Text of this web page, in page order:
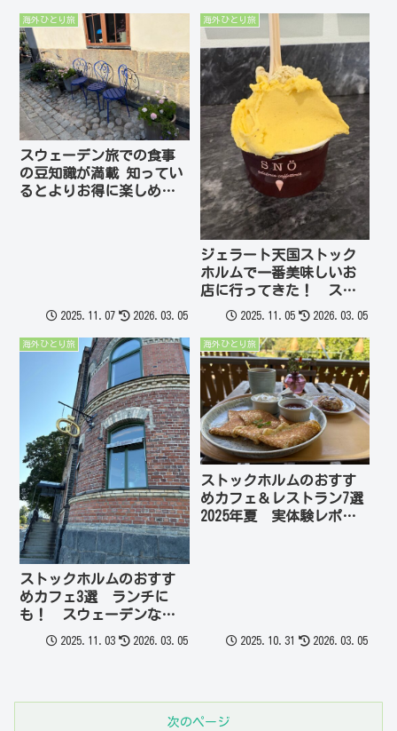
海外ひとり旅
スウェーデン旅での食事
の豆知識が満載 知ってい
るとよりお得に楽しめ
2025.11.07 2026.03.05
海外ひとり旅
ジェラート天国ストック
ホルムで一番美味しいお
店に行ってきた！ スウ
ェーデン 北欧2週間旅
2025.11.05 2026.03.05
海外ひとり旅
ストックホルムのおすす
めカフェ3選 ランチに
も！ スウェーデンなら
ではのフィーカ（おやつ
タイム）を楽しもう！費
2025.11.03 2026.03.05
海外ひとり旅
ストックホルムのおすす
めカフェ＆レストラン7選
2025年夏 実体験レポー
2025.10.31 2026.03.05
次のページ